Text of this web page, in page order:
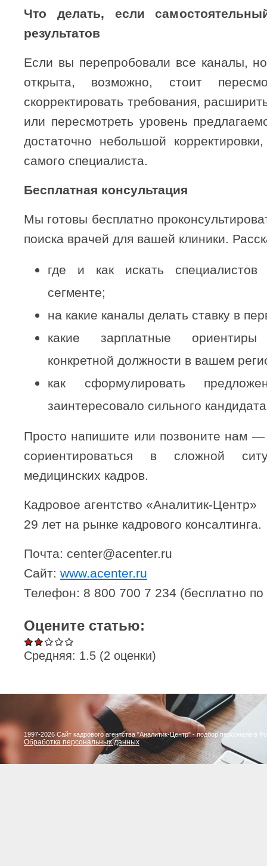
Что делать, если
результатов
Если вы перепробовали все каналы,
открыта, возможно, стоит
скорректировать требования,
или пересмотреть уровень
достаточно небольшой
самого специалиста.
Бесплатная консультация
Мы готовы бесплатно
поиска врачей для вашей клиники.
где и как искать
сегменте;
на какие каналы делать ставку в
какие зарплатные
конкретной должности в вашем
как сформулировать
заинтересовало сильного
Просто напишите или позвоните нам
сориентироваться в сложной
медицинских кадров.
Кадровое агентство «Аналитик-Центр»
29 лет на рынке кадрового консалтинга.
Почта: center@acenter.ru
Сайт: www.acenter.ru
Телефон: 8 800 700 7 234 (бесплатно
Оцените статью:
Средняя: 1.5 (2 оценки)
1997-2026 Сайт кадрового агентства "Аналитик-Центр" - подбор персонала в
Обработка персональных данных